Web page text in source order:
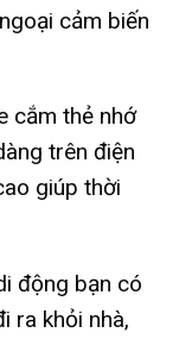
cảm biến
cắm thẻ nhớ
trên điện
giúp thời
động bạn có
ra khỏi nhà,